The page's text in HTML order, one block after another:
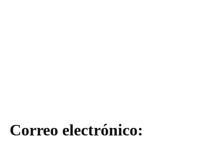
Correo electrónico: